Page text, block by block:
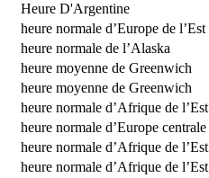
Heure D'Argentine
heure normale d’Europe de l’Est
heure normale de l’Alaska
heure moyenne de Greenwich
heure moyenne de Greenwich
heure normale d’Afrique de l’Est
heure normale d’Europe centrale
heure normale d’Afrique de l’Est
heure normale d’Afrique de l’Est